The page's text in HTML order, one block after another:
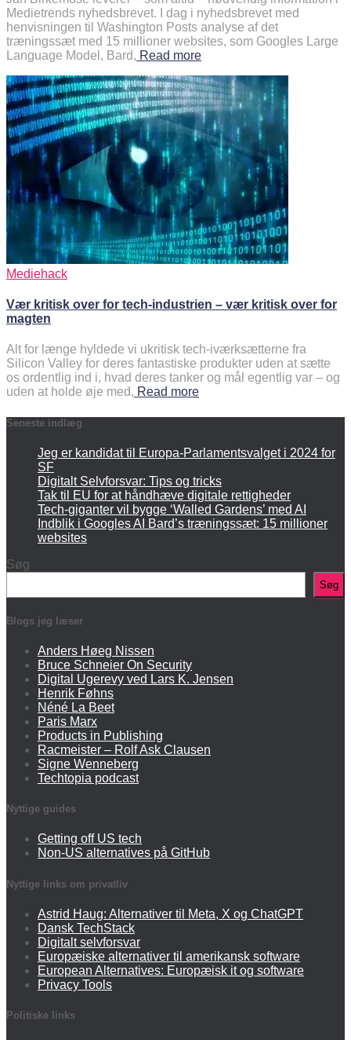
Medietrends nyhedsbrevet. I dag i nyhedsbrevet med
henvisningen til Washington Posts analyse af det
træningssæt med 15 millioner websites, som Googles Large
Language Model, Bard, Read more
Mediehack
Vær kritisk over for tech-industrien – vær kritisk over for
magten
Alt for længe hyldede vi ukritisk tech-iværksætterne fra
Silicon Valley for deres fantastiske produkter uden at sætte
os ordentlig ind i, hvad deres tanker og mål egentlig var – og
uden at holde øje med, Read more
Seneste indlæg
Jeg er kandidat til Europa-Parlamentsvalget i 2024 for
SF
Digitalt Selvforsvar: Tips og tricks
Tak til EU for at håndhæve digitale rettigheder
Tech-giganter vil bygge ‘Walled Gardens’ med AI
Indblik i Googles AI Bard’s træningssæt: 15 millioner
websites
Søg
Søg
Blogs jeg læser
Anders Høeg Nissen
Bruce Schneier On Security
Digital Ugerevy ved Lars K. Jensen
Henrik Føhns
Néné La Beet
Paris Marx
Products in Publishing
Racmeister – Rolf Ask Clausen
Signe Wenneberg
Techtopia podcast
Nyttige guides
Getting off US tech
Non-US alternatives på GitHub
Nyttige links om privatliv
Astrid Haug: Alternativer til Meta, X og ChatGPT
Dansk TechStack
Digitalt selvforsvar
Europæiske alternativer til amerikansk software
European Alternatives: Europæisk it og software
Privacy Tools
Politiske links